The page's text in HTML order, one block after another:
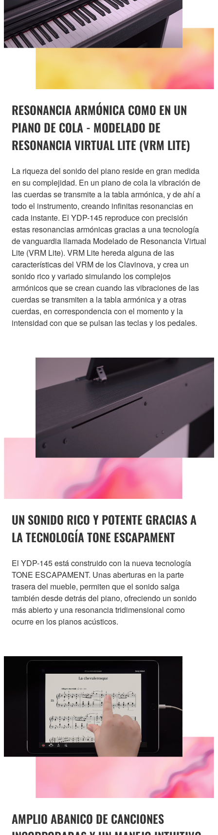
RESONANCIA ARMÓNICA COMO EN UN
PIANO DE COLA - MODELADO DE
RESONANCIA VIRTUAL LITE (VRM LITE)
La riqueza del sonido del piano reside en gran medida
en su complejidad. En un piano de cola la vibración de
las cuerdas se transmite a la tabla armónica, y de ahí a
todo el instrumento, creando infinitas resonancias en
cada instante. El YDP-145 reproduce con precisión
estas resonancias armónicas gracias a una tecnología
de vanguardia llamada Modelado de Resonancia Virtual
Lite (VRM Lite). VRM Lite hereda alguna de las
características del VRM de los Clavinova, y crea un
sonido rico y variado simulando los complejos
armónicos que se crean cuando las vibraciones de las
cuerdas se transmiten a la tabla armónica y a otras
cuerdas, en correspondencia con el momento y la
intensidad con que se pulsan las teclas y los pedales.
UN SONIDO RICO Y POTENTE GRACIAS A
LA TECNOLOGÍA TONE ESCAPAMENT
El YDP-145 está construido con la nueva tecnología
TONE ESCAPAMENT. Unas aberturas en la parte
trasera del mueble, permiten que el sonido salga
también desde detrás del piano, ofreciendo un sonido
más abierto y una resonancia tridimensional como
ocurre en los pianos acústicos.
AMPLIO ABANICO DE CANCIONES